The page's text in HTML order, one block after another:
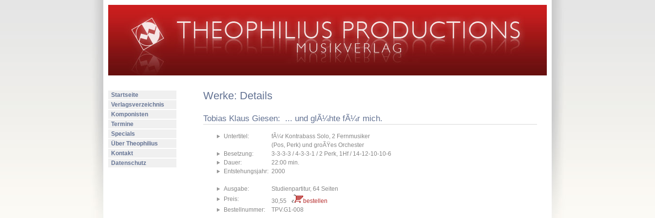
Startseite
Verlagsverzeichnis
Komponisten
Termine
Specials
Über Theophilius
Kontakt
Datenschutz
Werke: Details
Tobias Klaus Giesen: ... und glÃ¼hte fÃ¼r mich.
Untertitel:
fÃ¼r Kontrabass Solo, 2 Fernmusiker
(Pos, Perk) und groÃŸes Orchester
Besetzung:
3-3-3-3 / 4-3-3-1 / 2 Perk, 1Hf / 14-12-10-10-6
Dauer:
22:00 min.
Entstehungsjahr: 2000
Ausgabe:
Studienpartitur, 64 Seiten
Preis:
30,55
bestellen
Bestellnummer:
TPV.G1-008